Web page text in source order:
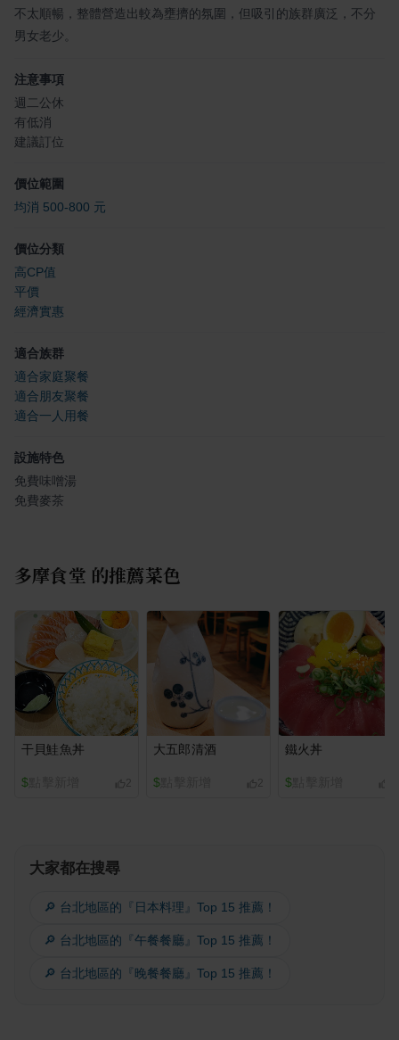
不太順暢，整體營造出較為壅擠的氛圍，但吸引的族群廣泛，不分
男女老少。
注意事項
週二公休
有低消
建議訂位
價位範圍
均消 500-800 元
價位分類
高CP值
平價
經濟實惠
適合族群
適合家庭聚餐
適合朋友聚餐
適合一人用餐
設施特色
免費味噌湯
免費麥茶
多摩食堂 的推薦菜色
干貝鮭魚丼
$ 2
大五郎清酒
$ 2
鐵火丼
$
大家都在搜尋
🔎 台北地區的『日本料理』Top 15 推薦！
🔎 台北地區的『午餐餐廳』Top 15 推薦！
🔎 台北地區的『晚餐餐廳』Top 15 推薦！